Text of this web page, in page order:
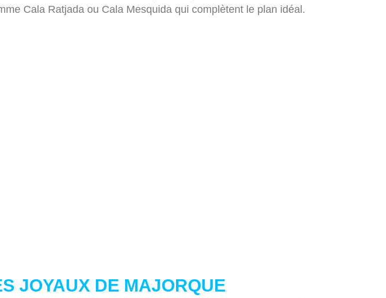
Cala Ratjada ou Cala Mesquida qui complètent le plan idéal.
JOYAUX DE MAJORQUE